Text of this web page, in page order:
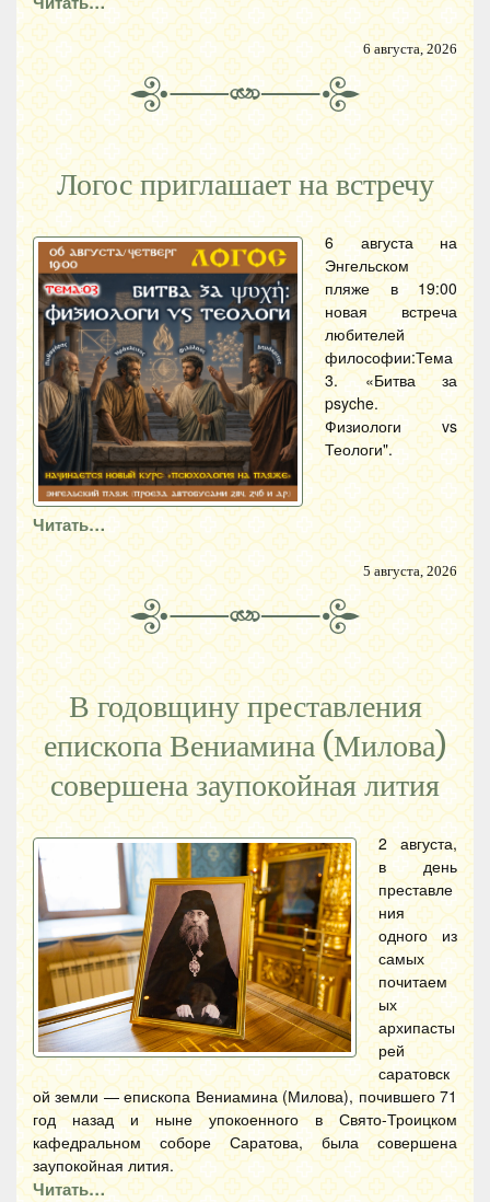
6 августа, 2026
Логос приглашает на встречу
6 августа на
Энгельском
пляже в 19:00
новая встреча
любителей
философии:Тема
3. «Битва за
psyche.
Физиологи vs
Теологи".
Читать…
5 августа, 2026
В годовщину преставления
епископа Вениамина (Милова)
совершена заупокойная лития
2 августа,
в день
преставле
ния
одного из
самых
почитаем
ых
архипасты
рей
саратовск
ой земли — епископа Вениамина (Милова), почившего 71
год назад и ныне упокоенного в Свято-Троицком
кафедральном соборе Саратова, была совершена
заупокойная лития.
Читать…